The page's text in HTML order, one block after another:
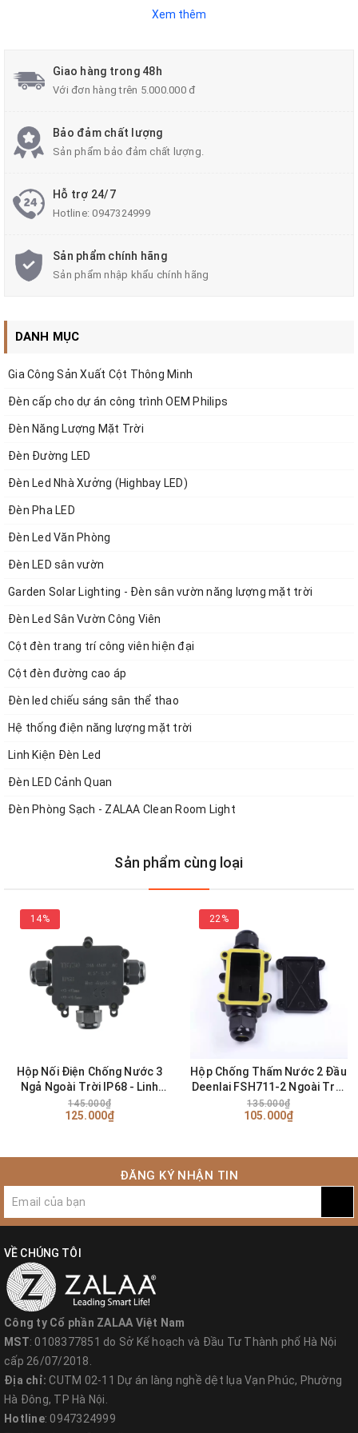
mối nối an toàn và chắc chắn.
* Dễ dàng đóng mở mối nối, có thể tái sử dụng nhiều
- Điện áp tối đa: 600V
- Dòng tải tối đa: 32A
- Chất liệu: nhựa chống cháy
1. Chi tiết phân loại
Xem thêm
Giao hàng trong 48h
Với đơn hàng trên 5.000.000 đ
Bảo đảm chất lượng
Sản phẩm bảo đảm chất lượng.
Hỗ trợ 24/7
Hotline:0947324999
Sản phẩm chính hãng
Sản phẩm nhập khẩu chính hãng
DANH MỤC
Gia Công Sản Xuất Cột Thông Minh
Đèn cấp cho dự án công trình OEM Philips
Đèn Năng Lượng Mặt Trời
Đèn Đường LED
Đèn Led Nhà Xưởng (Highbay LED)
Đèn Pha LED
Đèn Led Văn Phòng
Đèn LED sân vườn
Garden Solar Lighting - Đèn sân vườn năng lượng mặt trời
Đèn Led Sân Vườn Công Viên
Cột đèn trang trí công viên hiện đại
Cột đèn đường cao áp
Đèn led chiếu sáng sân thể thao
Hệ thống điện năng lượng mặt trời
Linh Kiện Đèn Led
Đèn LED Cảnh Quan
Đèn Phòng Sạch - ZALAA Clean Room Light
Sản phẩm cùng loại
14%
Hộp Nối Điện Chống Nước 3
Ngả Ngoài Trời IP68 - Linh
kiện đèn led Zalaa
145.000₫
125.000₫
22%
Hộp Chống Thấm Nước 2 Đầu
Deenlai FSH711-2 Ngoài Trời
IP68 - Linh kiện đèn led Zalaa
135.000₫
105.000₫
ĐĂNG KÝ NHẬN TIN
VỀ CHÚNG TÔI
Công ty Cổ phần ZALAA Việt Nam
MST: 0108377851 do Sở Kế hoạch và Đầu Tư Thành phố Hà Nội
cấp 26/07/2018.
Địa chỉ: CUTM 02-11 Dự án làng nghề dệt lụa Vạn Phúc, Phường
Hà Đông, TP Hà Nội.
Hotline: 0947324999